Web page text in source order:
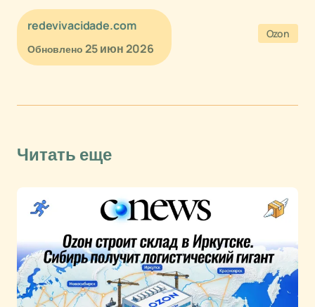
redevivacidade.com
Обновлено 25 июн 2026
Ozon
Читать еще